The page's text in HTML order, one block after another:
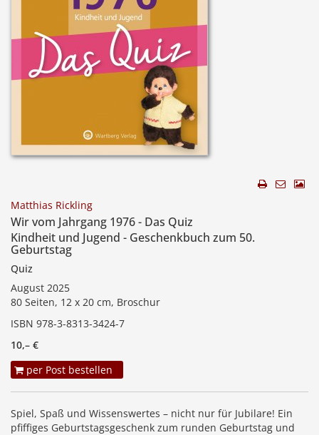
Matthias Rickling
Wir vom Jahrgang 1976 - Das Quiz
Kindheit und Jugend - Geschenkbuch zum 50.
Geburtstag
Quiz
August 2025
80 Seiten, 12 x 20 cm, Broschur
ISBN 978-3-8313-3424-7
10,– €
per Post bestellen
Spiel, Spaß und Wissenswertes – nicht nur für Jubilare! Ein
pfiffiges Geburtstagsgeschenk zum runden Geburtstag und